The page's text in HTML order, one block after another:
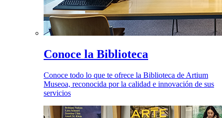
Conoce la Biblioteca
Conoce todo lo que te ofrece la Biblioteca de Artium
Museoa, reconocida por la calidad e innovación de sus
servicios